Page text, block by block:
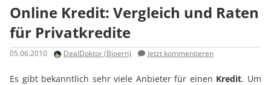
Online Kredit: Vergleich und Raten
für Privatkredite
05.06.2010 DealDoktor (Bjoern) Jetzt kommentieren
Es gibt bekanntlich sehr viele Anbieter für einen Kredit. Um